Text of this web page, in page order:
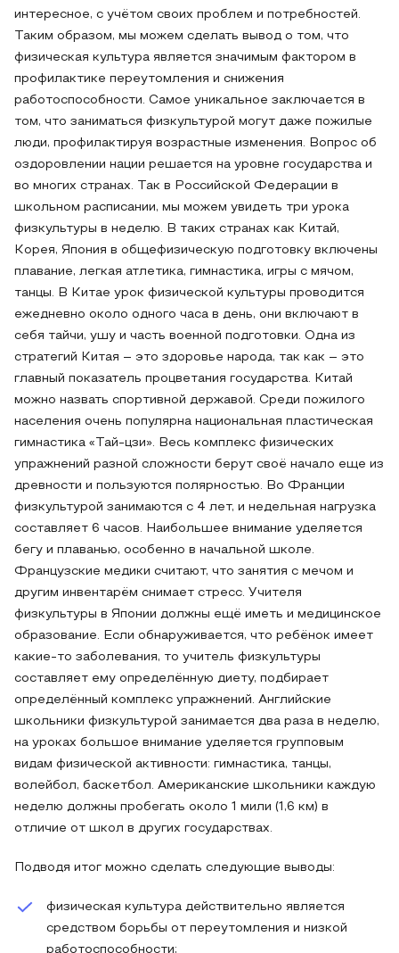
интересное, с учётом своих проблем и потребностей.
Таким образом, мы можем сделать вывод о том, что
физическая культура является значимым фактором в
профилактике переутомления и снижения
работоспособности. Самое уникальное заключается в
том, что заниматься физкультурой могут даже пожилые
люди, профилактируя возрастные изменения. Вопрос об
оздоровлении нации решается на уровне государства и
во многих странах. Так в Российской Федерации в
школьном расписании, мы можем увидеть три урока
физкультуры в неделю. В таких странах как Китай,
Корея, Япония в общефизическую подготовку включены
плавание, легкая атлетика, гимнастика, игры с мячом,
танцы. В Китае урок физической культуры проводится
ежедневно около одного часа в день, они включают в
себя тайчи, ушу и часть военной подготовки. Одна из
стратегий Китая – это здоровье народа, так как – это
главный показатель процветания государства. Китай
можно назвать спортивной державой. Среди пожилого
населения очень популярна национальная пластическая
гимнастика «Тай-цзи». Весь комплекс физических
упражнений разной сложности берут своё начало еще из
древности и пользуются полярностью. Во Франции
физкультурой занимаются с 4 лет, и недельная нагрузка
составляет 6 часов. Наибольшее внимание уделяется
бегу и плаванью, особенно в начальной школе.
Французские медики считают, что занятия с мечом и
другим инвентарём снимает стресс. Учителя
физкультуры в Японии должны ещё иметь и медицинское
образование. Если обнаруживается, что ребёнок имеет
какие-то заболевания, то учитель физкультуры
составляет ему определённую диету, подбирает
определённый комплекс упражнений. Английские
школьники физкультурой занимается два раза в неделю,
на уроках большое внимание уделяется групповым
видам физической активности: гимнастика, танцы,
волейбол, баскетбол. Американские школьники каждую
неделю должны пробегать около 1 мили (1,6 км) в
отличие от школ в других государствах.
Подводя итог можно сделать следующие выводы:
физическая культура действительно является
средством борьбы от переутомления и низкой
работоспособности;